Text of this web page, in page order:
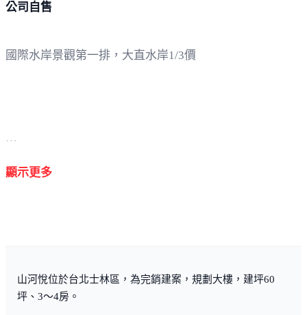
公司自售
國際水岸景觀第一排，大直水岸1/3價
流域，
氣宇非凡巴洛克風華頂級交誼大廳，新古典藝術沙龍門廳
顯示更多
山河悅位於台北士林區，為完銷建案，規劃大樓，建坪60
坪、3～4房。